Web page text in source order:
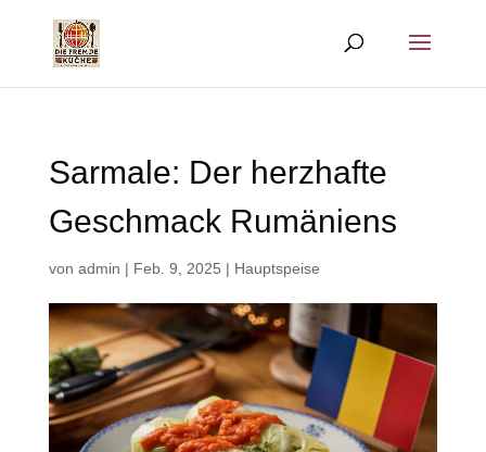
Sarmale: Der herzhafte
Geschmack Rumäniens
von admin | Feb. 9, 2025 | Hauptspeise